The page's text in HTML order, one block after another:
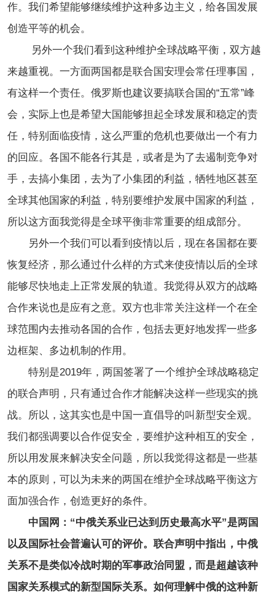
作。我们希望能够继续维护这种多边主义，给各国发展
创造平等的机会。
另外一个我们看到这种维护全球战略平衡，双方越
来越重视。一方面两国都是联合国安理会常任理事国，
有这样一个责任。俄罗斯也建议要搞联合国的“五常”峰
会，实际上也是希望大国能够担起全球发展和稳定的责
任，特别面临疫情，这么严重的危机也要做出一个有力
的回应。各国不能各行其是，或者是为了去遏制竞争对
手，去搞小集团，去为了小集团的利益，牺牲地区甚至
全球其他国家的利益，特别要维护发展中国家的利益，
所以这方面我觉得是全球平衡非常重要的组成部分。
另外一个我们可以看到疫情以后，现在各国都在要
恢复经济，那么通过什么样的方式来使疫情以后的全球
能够尽快地走上正常发展的轨道。我觉得从双方的战略
合作来说也是应有之意。双方也非常关注这样一个在全
球范围内去推动各国的合作，包括去更好地发挥一些多
边框架、多边机制的作用。
特别是2019年，两国签署了一个维护全球战略稳定
的联合声明，只有通过合作才能解决这样一些现实的挑
战。所以，这其实也是中国一直倡导的叫新型安全观。
我们都强调要以合作促安全，要维护这种相互的安全，
所以用发展来解决安全问题，所以我觉得这都是一些基
本的原则，可以为未来的两国在维护全球战略平衡这方
面加强合作，创造更好的条件。
中国网：“中俄关系业已达到历史最高水平”是两国
以及国际社会普遍认可的评价。联合声明中指出，中俄
关系不是类似冷战时期的军事政治同盟，而是超越该种
国家关系模式的新型国际关系。如何理解中俄的这种新